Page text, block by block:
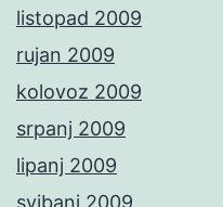
listopad 2009
rujan 2009
kolovoz 2009
srpanj 2009
lipanj 2009